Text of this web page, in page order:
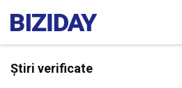
Știri verificate